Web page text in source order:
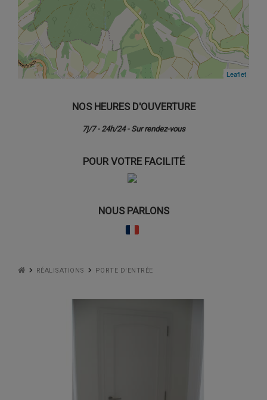
Leaflet
Leaflet
NOS HEURES D'OUVERTURE
7j/7 - 24h/24 - Sur rendez-vous
POUR VOTRE FACILITÉ
NOUS PARLONS
RÉALISATIONS PORTE D'ENTRÉE